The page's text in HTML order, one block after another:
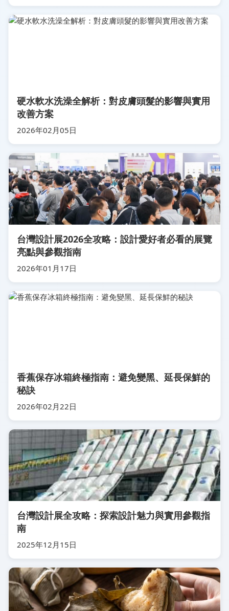
硬水軟水洗澡全解析：對皮膚頭髮的影響與實用
改善方案
2026年02月05日
台灣設計展2026全攻略：設計愛好者必看的展覽
亮點與參觀指南
2026年01月17日
香蕉保存冰箱終極指南：避免變黑、延長保鮮的
秘訣
2026年02月22日
台灣設計展全攻略：探索設計魅力與實用參觀指
南
2025年12月15日